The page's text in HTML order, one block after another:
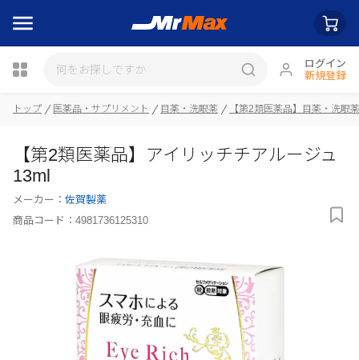
ログイン
新規登録
トップ 医薬品・サプリメント 目薬・洗眼薬 【第2類医薬品】目薬・洗眼薬
【第2類医薬品】アイリッチチアルージュ
13ml
メーカー： 佐賀製薬
商品コード： 4981736125310